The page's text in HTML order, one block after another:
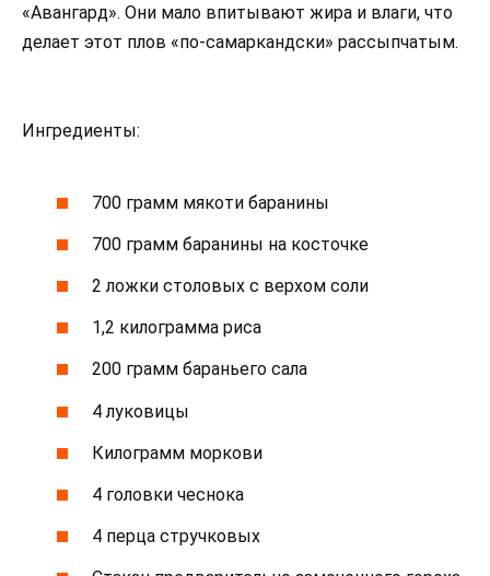
«Авангард». Они мало впитывают жира и влаги, что
делает этот плов «по-самаркандски» рассыпчатым.
Ингредиенты:
700 грамм мякоти баранины
700 грамм баранины на косточке
2 ложки столовых с верхом соли
1,2 килограмма риса
200 грамм бараньего сала
4 луковицы
Килограмм моркови
4 головки чеснока
4 перца стручковых